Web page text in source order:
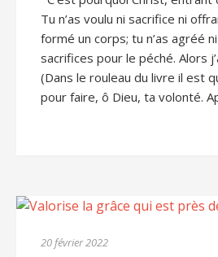
Tu n’as voulu ni sacrifice ni
formé un corps; tu n’as agréé
sacrifices pour le péché. Alors
(Dans le rouleau du livre il est
pour faire, ô Dieu, ta volonté.
20 février 2022